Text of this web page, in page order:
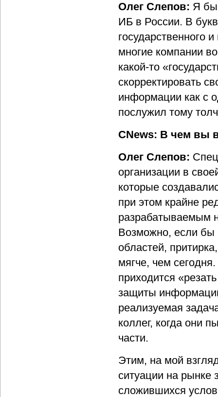
Олег Слепов: Я бы
ИБ в России. В
государственного
многие компании
какой-то
скорректировать
информации как с
послужил тому
CNews: В чем вы
Олег Слепов:
организации в
которые
при этом крайне
разрабатываемым
Возможно, если бы
областей,
мягче, чем
приходится
защиты
реализуемая
коллег, когда они
части.
Этим, на мой
ситуации на
сложившихся